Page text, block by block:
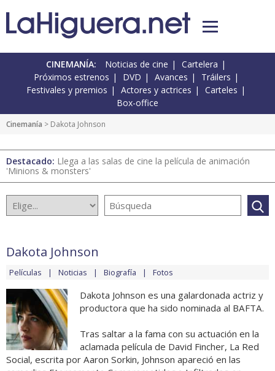
CINEMANÍA: Noticias de cine
Cartelera
Próximos estrenos
DVD Avances
Tráilers
Festivales y premios
Actores y actrices
Carteles
Box-office
Cinemanía > Dakota Johnson
Destacado: Llega a las salas de cine la película de animación
'Minions & monsters'
Dakota Johnson
Películas Noticias Biografía Fotos
Dakota Johnson es una galardonada actriz y
productora que ha sido nominada al BAFTA.
Tras saltar a la fama con su actuación en la
aclamada película de David Fincher, La Red
Social, escrita por Aaron Sorkin, Johnson apareció en las